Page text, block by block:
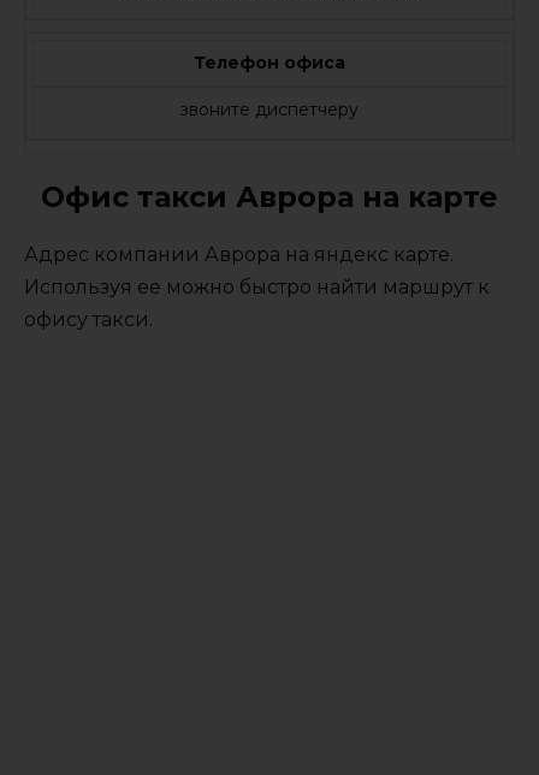
Телефон офиса
звоните диспетчеру
Офис такси Аврора на карте
Адрес компании Аврора на яндекс карте.
Используя ее можно быстро найти маршрут к
офису такси.